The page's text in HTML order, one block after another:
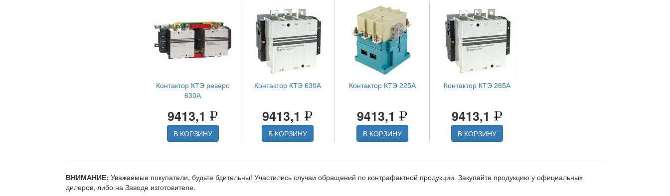
Контактор КТЭ реверс
630А
9413,1
В КОРЗИНУ
Контактор КТЭ 630А
9413,1
В КОРЗИНУ
Контактор КТЭ 225А
9413,1
В КОРЗИНУ
Контактор КТЭ 265А
9413,1
В КОРЗИНУ
ВНИМАНИЕ: Уважаемые покупатели, будьте бдительны! Участились случаи обращений по контрафактной продукции. Закупайте продукцию у официальных
дилеров, либо на Заводе изготовителе.